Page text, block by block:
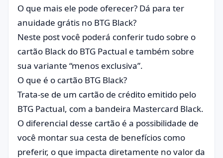
O que mais ele pode oferecer? Dá para ter
anuidade grátis no BTG Black?
Neste post você poderá conferir tudo sobre o
cartão Black do BTG Pactual e também sobre
sua variante “menos exclusiva”.
O que é o cartão BTG Black?
Trata-se de um cartão de crédito emitido pelo
BTG Pactual, com a bandeira Mastercard Black.
O diferencial desse cartão é a possibilidade de
você montar sua cesta de benefícios como
preferir, o que impacta diretamente no valor da